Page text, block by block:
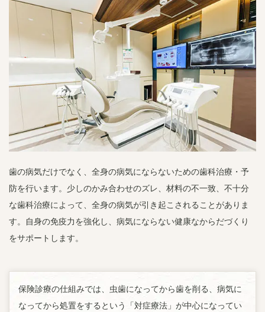
歯の病気だけでなく、全身の病気にならないための歯科治療・予
防を行います。少しのかみ合わせのズレ、材料の不一致、不十分
な歯科治療によって、全身の病気が引き起こされることがありま
す。自身の免疫力を強化し、病気にならない健康なからだづくり
をサポートします。
保険診療の仕組みでは、虫歯になってから歯を削る、病気に
なってから処置をするという「対症療法」が中心になってい